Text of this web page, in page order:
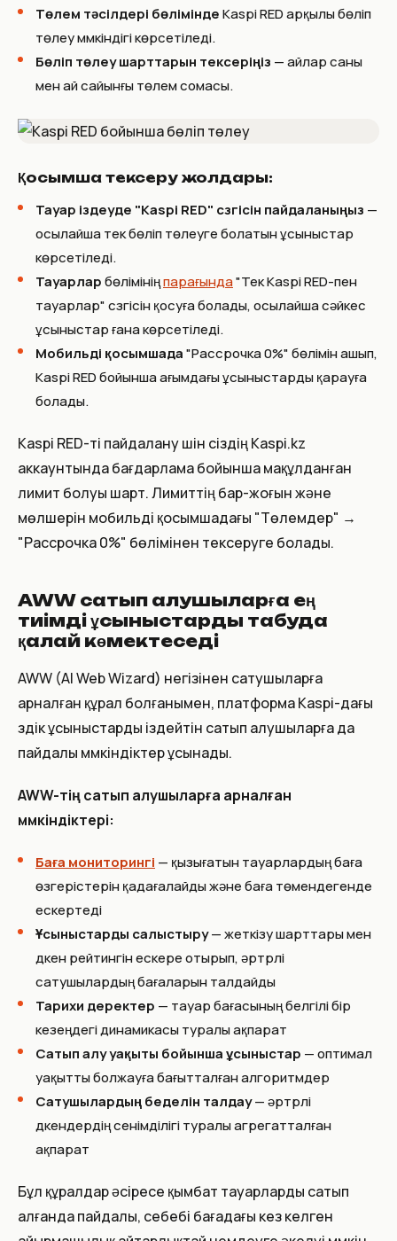
Төлем тәсілдері бөліміндеKaspi RED арқылы бөліп
төлеу мүмкіндігі көрсетіледі.
Бөліп төлеу шарттарын тексеріңіз — айлар саны
мен ай сайынғы төлем сомасы.
Қосымша тексеру жолдары:
Тауар іздеуде "Kaspi RED" сүзгісін пайдаланыңыз —
осылайша тек бөліп төлеуге болатын ұсыныстар
көрсетіледі.
Тауарларбөлімініңпарағында"Тек Kaspi RED-пен
тауарлар" сүзгісін қосуға болады, осылайша сәйкес
ұсыныстар ғана көрсетіледі.
Мобильді қосымшада"Рассрочка 0%" бөлімін ашып,
Kaspi RED бойынша ағымдағы ұсыныстарды қарауға
болады.
Kaspi RED-ті пайдалану үшін сіздің Kaspi.kz
аккаунтында бағдарлама бойынша мақұлданған
лимит болуы шарт. Лимиттің бар-жоғын және
мөлшерін мобильді қосымшадағы "Төлемдер" →
"Рассрочка 0%" бөлімінен тексеруге болады.
AWW сатып алушыларға ең
тиімді ұсыныстарды табуда
қалай көмектеседі
AWW (AI Web Wizard) негізінен сатушыларға
арналған құрал болғанымен, платформа Kaspi-дағы
үздік ұсыныстарды іздейтін сатып алушыларға да
пайдалы мүмкіндіктер ұсынады.
AWW-тің сатып алушыларға арналған
мүмкіндіктері:
Баға мониторингі — қызығатын тауарлардың баға
өзгерістерін қадағалайды және баға төмендегенде
ескертеді
Ұсыныстарды салыстыру— жеткізу шарттары мен
дүкен рейтингін ескере отырып, әртүрлі
сатушылардың бағаларын талдайды
Тарихи деректер — тауар бағасының белгілі бір
кезеңдегі динамикасы туралы ақпарат
Сатып алу уақыты бойынша ұсыныстар — оптимал
уақытты болжауға бағытталған алгоритмдер
Сатушылардың беделін талдау— әртүрлі
дүкендердің сенімділігі туралы агрегатталған
ақпарат
Бұл құралдар әсіресе қымбат тауарларды сатып
алғанда пайдалы, себебі бағадағы кез келген